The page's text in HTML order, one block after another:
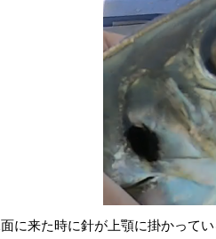
に来た時に針が上顎に掛かって